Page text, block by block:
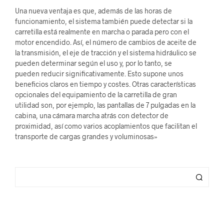
Una nueva ventaja es que, además de las horas de
funcionamiento, el sistema también puede detectar si la
carretilla está realmente en marcha o parada pero con el
motor encendido. Así, el número de cambios de aceite de
la transmisión, el eje de tracción y el sistema hidráulico se
pueden determinar según el uso y, por lo tanto, se
pueden reducir significativamente. Esto supone unos
beneficios claros en tiempo y costes. Otras características
opcionales del equipamiento de la carretilla de gran
utilidad son, por ejemplo, las pantallas de 7 pulgadas en la
cabina, una cámara marcha atrás con detector de
proximidad, así como varios acoplamientos que facilitan el
transporte de cargas grandes y voluminosas»